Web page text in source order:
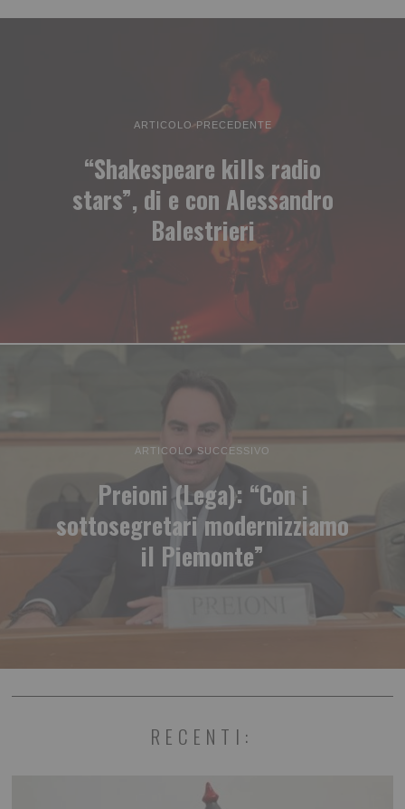
ARTICOLO PRECEDENTE
“Shakespeare kills radio
stars”, di e con Alessandro
Balestrieri
ARTICOLO SUCCESSIVO
Preioni (Lega): “Con i
sottosegretari modernizziamo
il Piemonte”
RECENTI: